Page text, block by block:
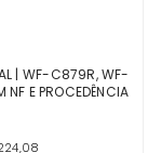
| WF-C879R, WF-
E PROCEDÊNCIA